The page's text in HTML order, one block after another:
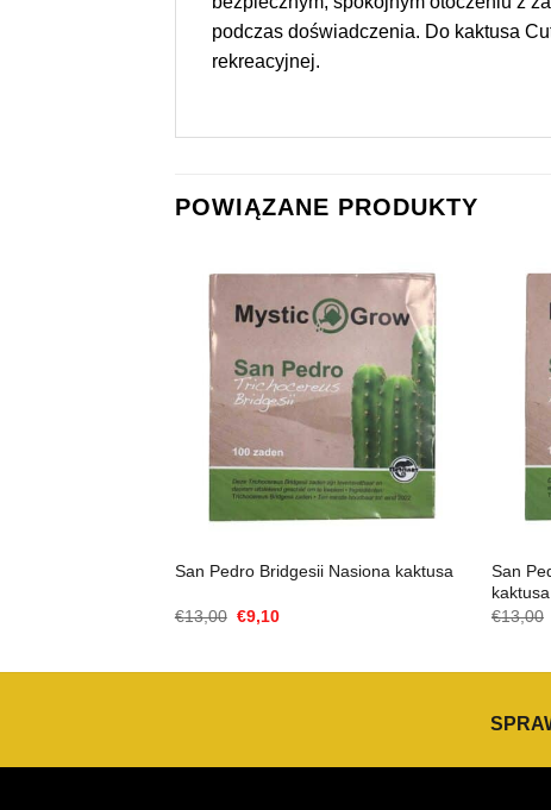
podczas doświadczenia. Do kaktusa
rekreacyjnej.
POWIĄZANE PRODUKTY
San Pedro Bridgesii Nasiona kaktusa
€13,00 Cena
€9,10Aktualna
San
kaktusa
€13,00